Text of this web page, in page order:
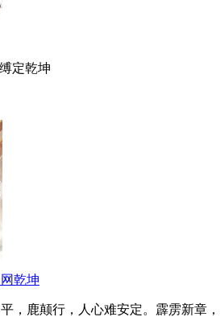
定乾坤
乾坤
，鹿颠行，人心难安定。霹雳新章